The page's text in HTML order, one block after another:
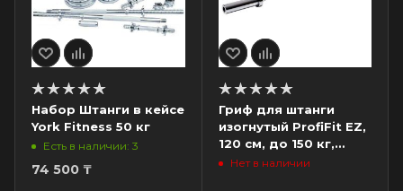
Набор Штанги в кейсе
York Fitness 50 кг
Есть в наличии: 3
74 500 ₸
Гриф для штанги
изогнутый ProfiFit EZ,
120 см, до 150 кг,
диам. 50 мм
Нет в наличии